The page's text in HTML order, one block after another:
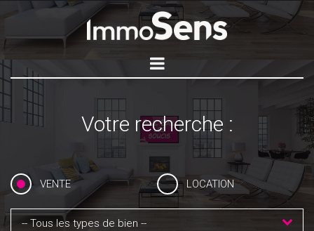
Votre recherche :
VENTE LOCATION
-- Tous les types de bien --